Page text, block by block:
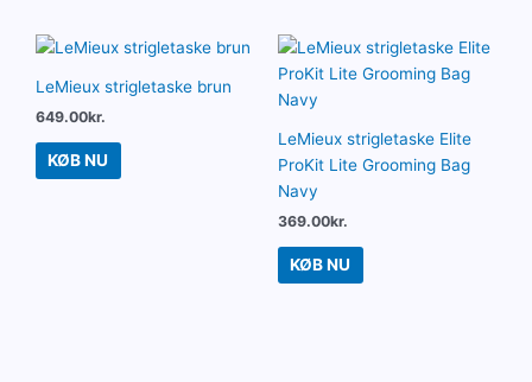
LeMieux strigletaske brun
649.00kr.
KØB NU
LeMieux strigletaske Elite
ProKit Lite Grooming Bag
Navy
369.00kr.
KØB NU